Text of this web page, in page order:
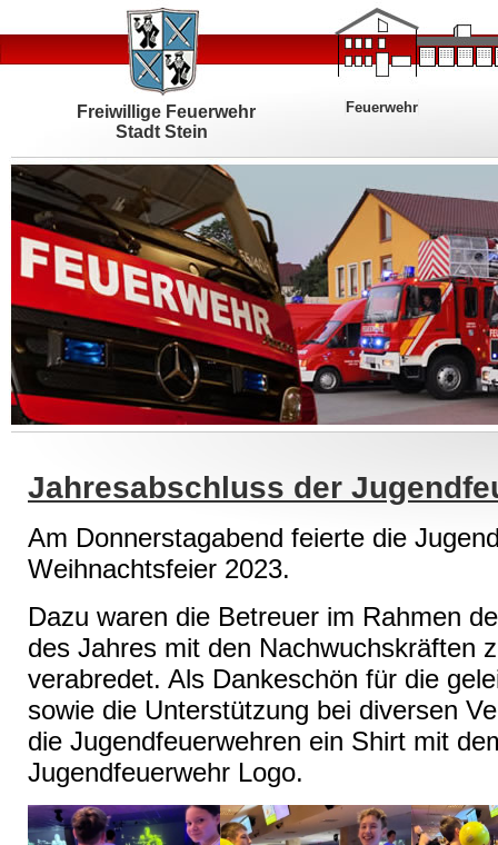
Freiwillige Feuerwehr
Stadt Stein
Feuerwehr
Jahresabschluss der
Am Donnerstagabend feierte die
Weihnachtsfeier 2023.
Dazu waren die Betreuer im Rahmen
des Jahres mit den Nachwuchskräften
verabredet. Als Dankeschön für die
sowie die Unterstützung bei diversen
die Jugendfeuerwehren ein Shirt mit
Jugendfeuerwehr Logo.